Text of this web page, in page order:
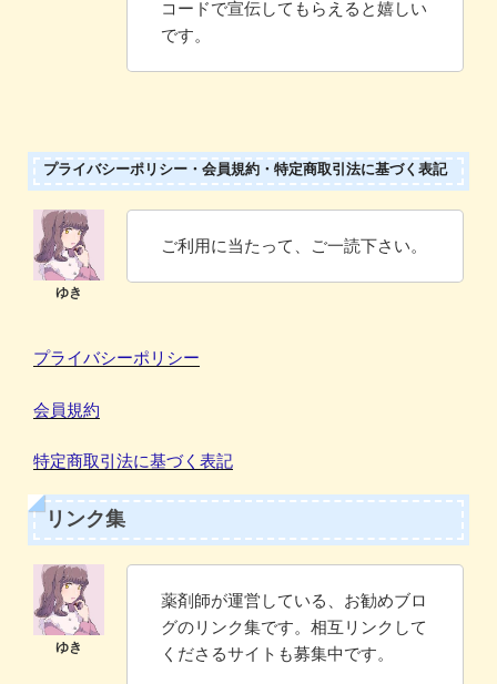
コードで宣伝してもらえると嬉しい
です。
プライバシーポリシー・会員規約・特定商取引法に基づく表記
ご利用に当たって、ご一読下さい。
プライバシーポリシー
会員規約
特定商取引法に基づく表記
リンク集
薬剤師が運営している、お勧めブロ
グのリンク集です。相互リンクして
くださるサイトも募集中です。